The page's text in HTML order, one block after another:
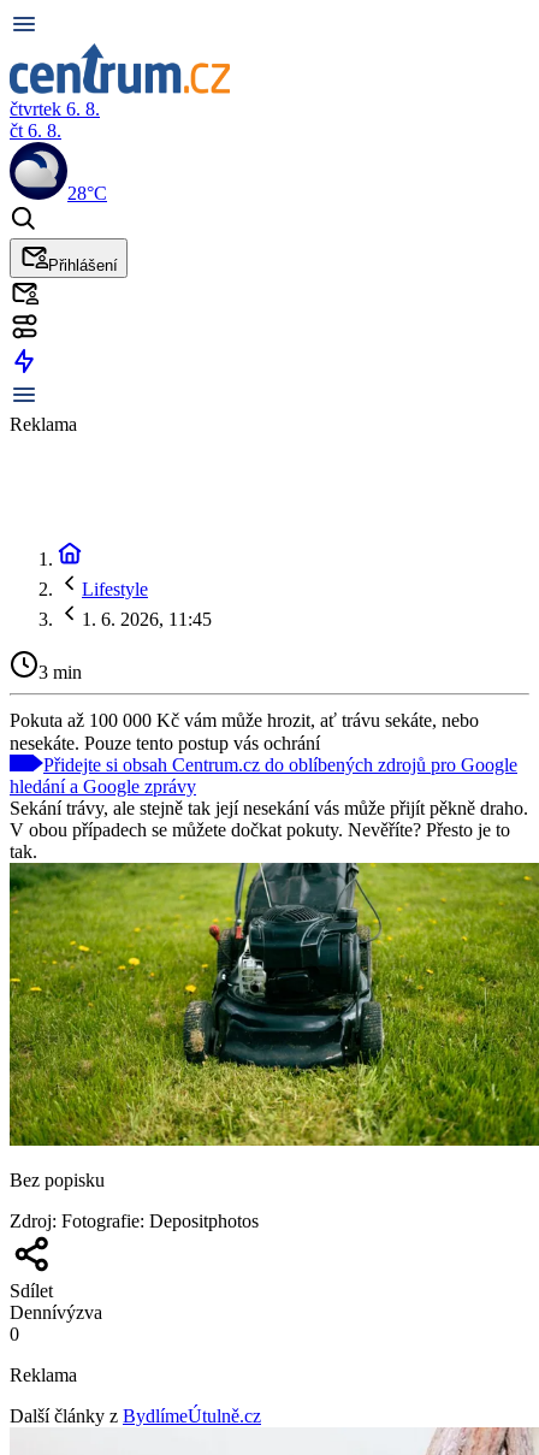
čtvrtek 6. 8.
čt 6. 8.
28°C
Přihlášení
Reklama
Lifestyle
1. 6. 2026, 11:45
3 min
Pokuta až 100 000 Kč vám může hrozit, ať trávu sekáte, nebo
nesekáte. Pouze tento postup vás ochrání
Přidejte si obsah Centrum.cz do oblíbených zdrojů pro Google
hledání a Google zprávy
Sekání trávy, ale stejně tak její nesekání vás může přijít pěkně draho.
V obou případech se můžete dočkat pokuty. Nevěříte? Přesto je to
tak.
Bez popisku
Zdroj: Fotografie: Depositphotos
Sdílet
Dennívýzva
0
Reklama
Další články z BydlímeÚtulně.cz